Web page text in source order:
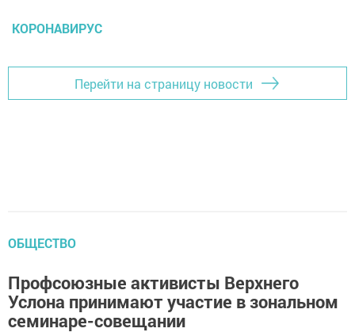
КОРОНАВИРУС
Перейти на страницу новости
ОБЩЕСТВО
Профсоюзные активисты Верхнего
Услона принимают участие в зональном
семинаре-совещании